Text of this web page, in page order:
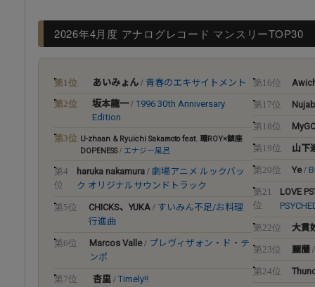
2026年4月度 アナログレコード マンスリーTOP30
第1位 あいみょん / 青春のエキサイトメント
第2位
坂本龍一/ 1996 30th Anniversary
Edition
第3位 U-zhaan & Ryuichi Sakamoto feat. 環ROY×鎮座
DOPENESS/ エナジー風呂
第4
位
haruka nakamura /劇場アニメ ルックバッ
ク オリジナルサウンドトラック
第5位 CHICKS、YUKA / すいみん不足/お料理
行進曲
第6位 Marcos Valle/ プレヴィザォン・ド・テ
ンポ
第7位 杏里 / Timely!!
第16位
第17位
第18位
第19位 山下
第20位 Ye/
第21
位
LOVE
第22位 大貫
第23位 麗蘭
第24位